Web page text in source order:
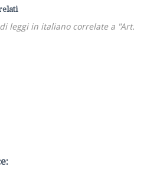
leggi in italiano correlate a "Art.